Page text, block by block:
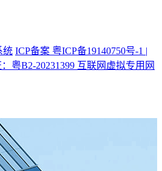
统 ICP备案 粤ICP备19140750号-1 |
粤B2-20231399 互联网虚拟专用网